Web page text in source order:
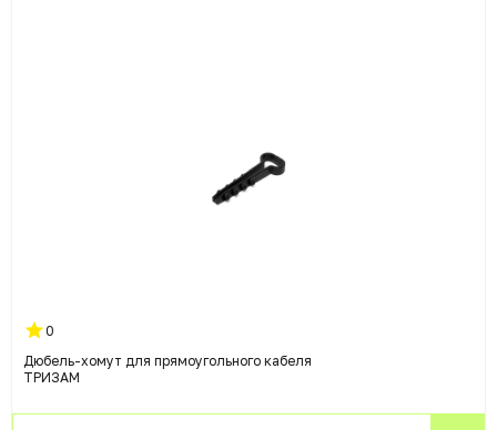
0
Дюбель-хомут для прямоугольного кабеля
ТРИЗАМ